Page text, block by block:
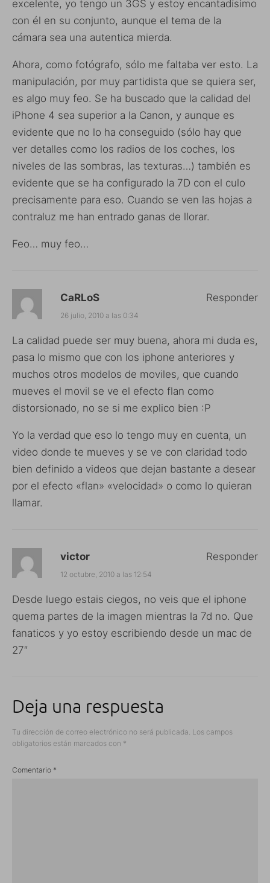
excelente, yo tengo un 3GS y estoy encantadísimo
con él en su conjunto, aunque el tema de la
cámara sea una autentica mierda.
Ahora, como fotógrafo, sólo me faltaba ver esto. La
manipulación, por muy partidista que se quiera ser,
es algo muy feo. Se ha buscado que la calidad del
iPhone 4 sea superior a la Canon, y aunque es
evidente que no lo ha conseguido (sólo hay que
ver detalles como los radios de los coches, los
niveles de las sombras, las texturas…) también es
evidente que se ha configurado la 7D con el culo
precisamente para eso. Cuando se ven las hojas a
contraluz me han entrado ganas de llorar.
Feo… muy feo…
CaRLoS
26 julio, 2010 a las 0:34
La calidad puede ser muy buena, ahora mi duda es,
pasa lo mismo que con los iphone anteriores y
muchos otros modelos de moviles, que cuando
mueves el movil se ve el efecto flan como
distorsionado, no se si me explico bien :P
Yo la verdad que eso lo tengo muy en cuenta, un
video donde te mueves y se ve con claridad todo
bien definido a videos que dejan bastante a desear
por el efecto «flan» «velocidad» o como lo quieran
llamar.
Responder
victor
12 octubre, 2010 a las 12:54
Desde luego estais ciegos, no veis que el iphone
quema partes de la imagen mientras la 7d no. Que
fanaticos y yo estoy escribiendo desde un mac de
27″
Responder
Deja una respuesta
Tu dirección de correo electrónico no será publicada. Los campos
obligatorios están marcados con *
Comentario *